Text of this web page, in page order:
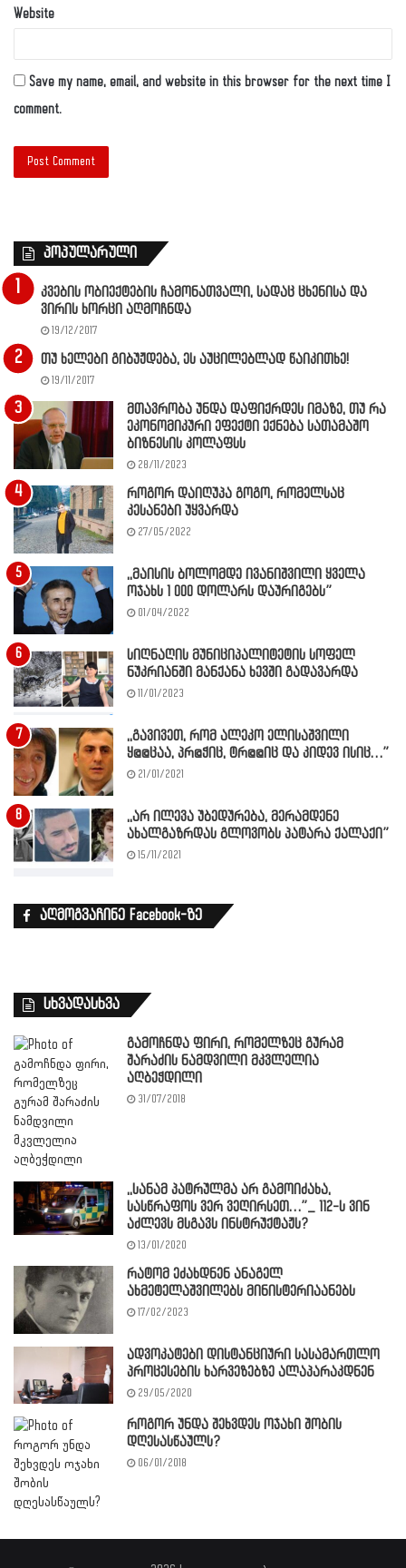
Website
Save my name, email, and website in this browser for the next time I
comment.
პოპულარული
კვების ობიექტების ჩამონათვალი, სადაც ცხენისა და
ვირის ხორცი აღმოჩნდა
19/12/2017
თუ ხელები გიბუჟდება, ეს აუცილებლად წაიკითხე!
19/11/2017
მთავრობა უნდა დაფიქრდეს იმაზე, თუ რა
ეკონომიკური ეფექტი ექნება სათამაშო
ბიზნესის კოლაფსს
28/11/2023
როგორ დაიღუპა გოგო, რომელსაც
კესანები უყვარდა
27/05/2022
,,მაისის ბოლომდე ივანიშვილი ყველა
ოჯახს 1 000 დოლარს დაურიგებს”
01/04/2022
სიღნაღის მუნიციპალიტეტის სოფელ
ნუკრიანში მანქანა ხევში გადავარდა
11/01/2023
,,გავივეთ, რომ ალეკო ელისაშვილი
ყ@@ცაა, პრ@ჭიც, ტრ@@იც და კიდევ ისიც…”
21/01/2021
,,არ ილევა უბედურება, მერამდენე
ახალგაზრდას გლოვობს პატარა ქალაქი”
15/11/2021
აღმოგვაჩინე Facebook-ზე
სხვადასხვა
გამოჩნდა ფირი, რომელზეც გურამ
შარაძის ნამდვილი მკვლელია
აღბეჭდილი
31/07/2018
,,სანამ პატრულმა არ გამოიძახა,
სასწრაფოს ვერ ვეღირსეთ…”_ 112-ს ვინ
აძლევს მსგავს ინსტრუქტაჟს?
13/01/2020
რატომ ეძახდნენ ანაგელ
ახმეტელაშვილებს მინისტერიაანებს
17/02/2023
ადვოკატები დისტანციური სასამართლო
პროცესების ხარვეზებზე ალაპარაკდნენ
29/05/2020
როგორ უნდა შეხვდეს ოჯახი შობის
დღესასწაულს?
06/01/2018